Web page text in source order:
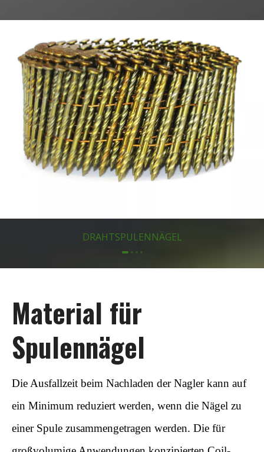
DRAHTSPULENNÄGEL
Material für
Spulennägel
Die Ausfallzeit beim Nachladen der Nagler kann auf
ein Minimum reduziert werden, wenn die Nägel zu
einer Spule zusammengetragen werden. Die für